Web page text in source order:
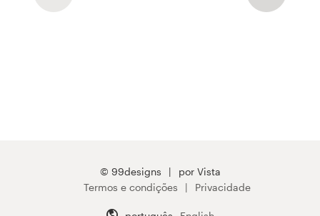
© 99designs
por Vista
Termos e condições
Privacidade